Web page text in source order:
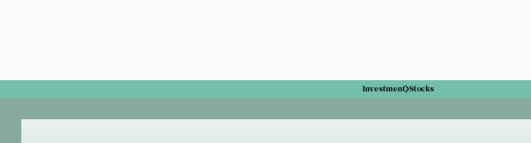
Investment Stocks